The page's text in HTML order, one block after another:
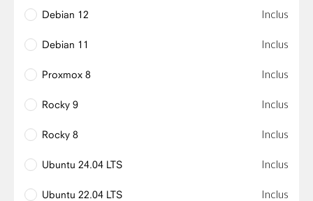
Debian 12 Inclus
Debian 11 Inclus
Proxmox 8 Inclus
Rocky 9 Inclus
Rocky 8 Inclus
Ubuntu 24.04 LTS Inclus
Ubuntu 22.04 LTS Inclus